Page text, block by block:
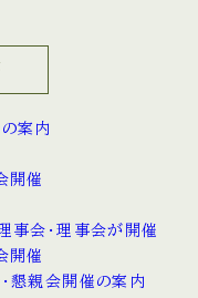
案内
開催
会・理事会が開催
開催
懇親会開催の案内